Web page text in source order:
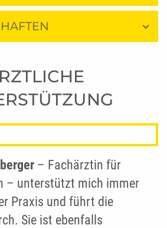
– Fachärztin für
– unterstützt mich immer
Praxis und führt die
Sie ist ebenfalls